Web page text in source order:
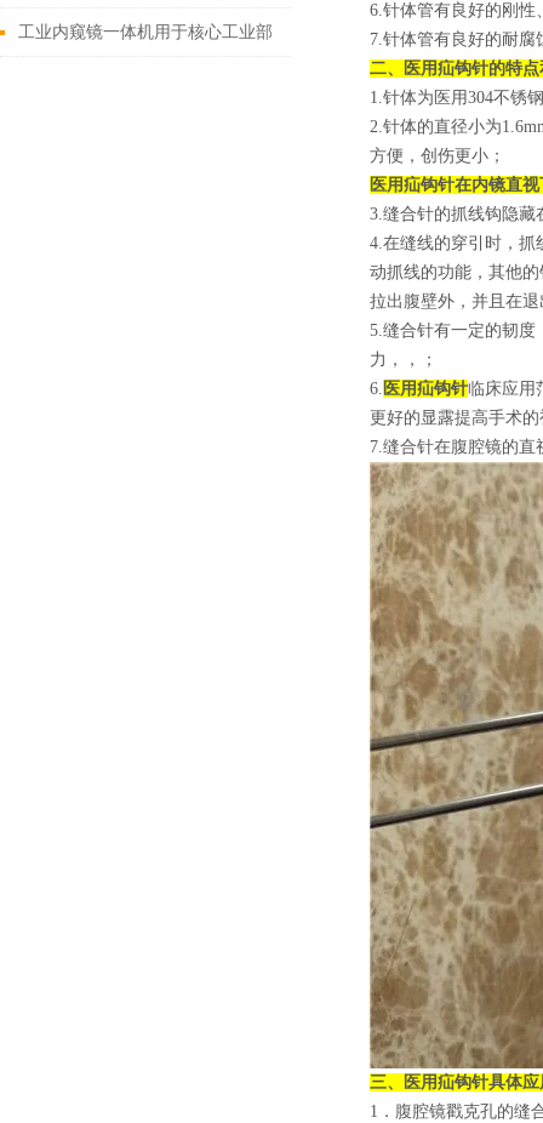
哪些区别?
工业内窥镜一体机用于核心工业部
6.针体管有良好的刚性
7.针体管有良好的耐腐
二、
医用疝钩针的特
1.针体为医用304不锈
2.针体的直径小为
方便，创伤更小；
医用疝钩针在内镜直
3.缝合针的抓线钩隐藏
4.在缝线的穿引时，
动抓线的功能，其他
拉出腹壁外，并且在
5.缝合针有一定的韧
力，，；
6. 医用疝钩针临床应用
更好的显露提高手术
7.缝合针在腹腔镜的
三、 医用疝钩针具体
1．腹腔镜戳克孔的缝